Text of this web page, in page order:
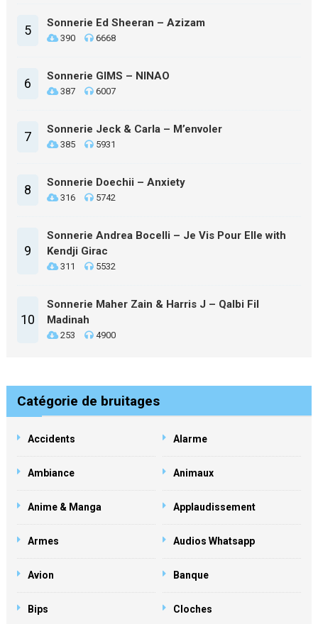
5 Sonnerie Ed Sheeran – Azizam
390 6668
6 Sonnerie GIMS – NINAO
387 6007
7 Sonnerie Jeck & Carla – M’envoler
385 5931
8 Sonnerie Doechii – Anxiety
316 5742
9
Sonnerie Andrea Bocelli – Je Vis Pour Elle with
Kendji Girac
311 5532
10
Sonnerie Maher Zain & Harris J – Qalbi Fil
Madinah
253 4900
Catégorie de bruitages
Accidents Alarme
Ambiance Animaux
Anime & Manga Applaudissement
Armes Audios Whatsapp
Avion Banque
Bips Cloches